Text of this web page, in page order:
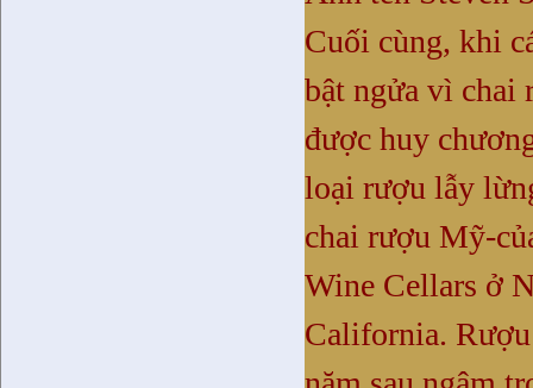
Cuối cùng, khi
bật ngửa vì chai
được huy
loại rượu lẫy
chai rượu Mỹ-
Wine Cellars ở
California.